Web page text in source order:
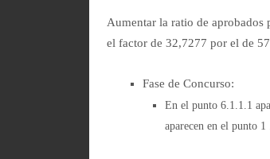
Aumentar la ratio de aprobados
el factor de 32,7277 por el de
Fase de Concurso:
En el punto 6.1.1.1
aparecen en el punto 1